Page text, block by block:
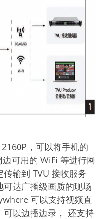
，可以将手机的
可用的 WiFi 等进行网
输到 TVU 接收服务
达广播级画质的现场
可以支持视频直
以边播边录， 还支持